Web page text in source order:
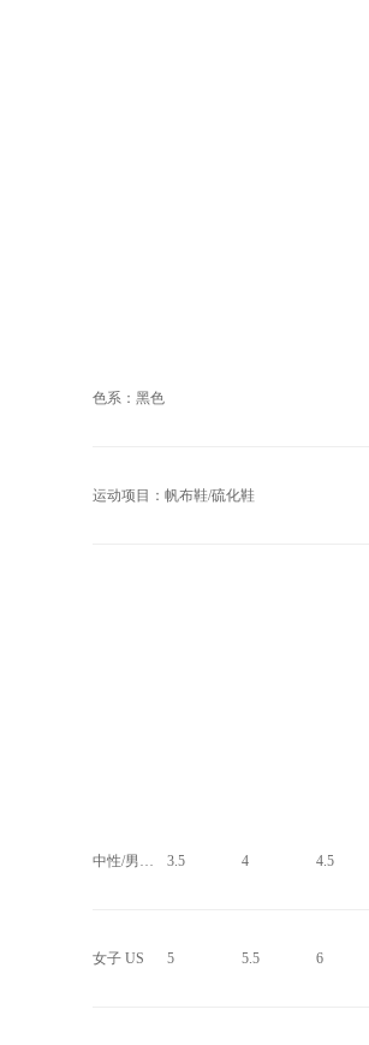
色系：黑色
运动项目：帆布鞋/硫化鞋
中性/男子 US 3.5 4 4.5
女子 US 5 5.5 6